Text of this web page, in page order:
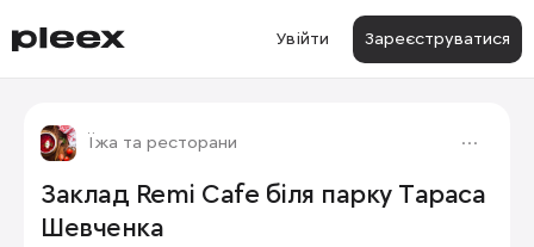
Увійти Зареєструватися
Їжа та ресторани
Заклад Remi Cafe біля парку Тараса
Шевченка